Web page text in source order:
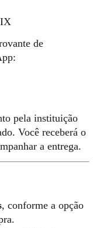
de
pela instituição
Você receberá o
a entrega.
, conforme a opção